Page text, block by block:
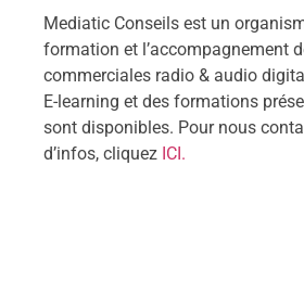
Mediatic Conseils est un
formation et l’accompagnement
commerciales radio & audio
E-learning et des formations
sont disponibles. Pour nous
d’infos, cliquez ICI.